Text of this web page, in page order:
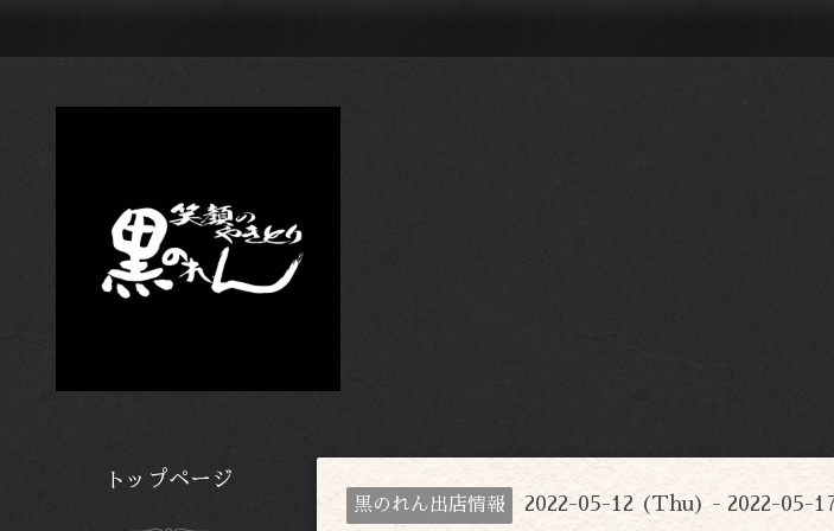
黒のれん出店情報 2022-05-12 (Thu) - 2022-05-
トップページ